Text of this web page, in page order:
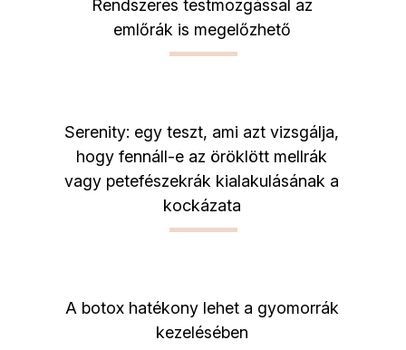
Rendszeres testmozgással az
emlőrák is megelőzhető
Serenity: egy teszt, ami azt vizsgálja,
hogy fennáll-e az öröklött mellrák
vagy petefészekrák kialakulásának a
kockázata
A botox hatékony lehet a gyomorrák
kezelésében